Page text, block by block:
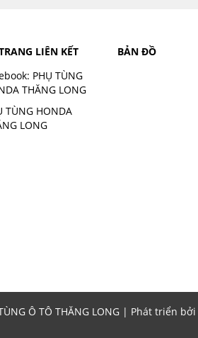
LIÊN KẾT
PHỤ TÙNG
THĂNG LONG
TÙNG HONDA
LONG
BẢN ĐỒ
Ô TÔ THĂNG LONG | Phát triển bởi